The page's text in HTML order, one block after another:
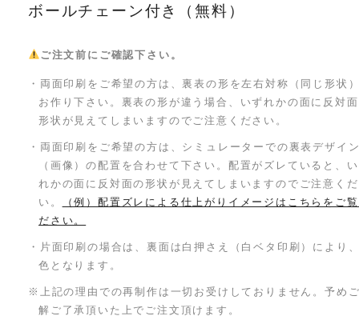
ボールチェーン付き（無料）
ご注文前にご確認下さい。
・両面印刷をご希望の方は、裏表の形を左右対称（同じ形状
お作り下さい。裏表の形が違う場合、いずれかの面に反対
形状が見えてしまいますのでご注意ください。
・両面印刷をご希望の方は、シミュレーターでの裏表デザイ
（画像）の配置を合わせて下さい。配置がズレていると、
れかの面に反対面の形状が見えてしまいますのでご注意く
い。
（例）配置ズレによる仕上がりイメージはこちらをご
ださい。
・片面印刷の場合は、裏面は白押さえ（白ベタ印刷）により
色となります。
※上記の理由での再制作は一切お受けしておりません。予め
解ご了承頂いた上でご注文頂けます。